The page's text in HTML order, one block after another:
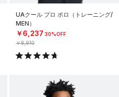
UAクール プロ ポロ（トレーニング/
MEN）
￥6,237 30%OFF
￥8,910